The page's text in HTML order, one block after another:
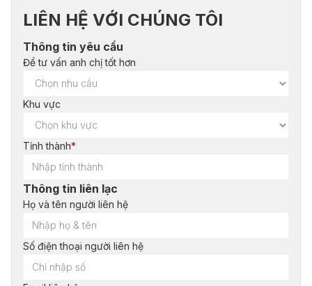
LIÊN HỆ VỚI CHÚNG TÔI
Thông tin yêu cầu
Để tư vấn anh chị tốt hơn
Khu vực
Tỉnh thành*
Thông tin liên lạc
Họ và tên người liên hệ
Số điện thoại người liên hệ